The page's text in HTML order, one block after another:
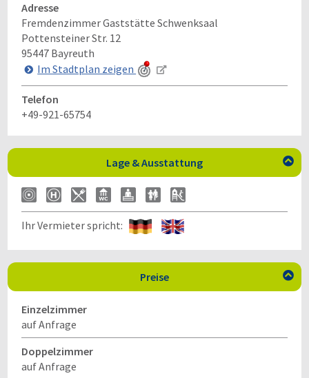
Adresse
Fremdenzimmer Gaststätte Schwenksaal
Pottensteiner Str. 12
95447 Bayreuth
Im Stadtplan zeigen
Telefon
+49-921-65754
Lage & Ausstattung 
Ihr Vermieter spricht:
Preise 
Einzelzimmer
auf Anfrage
Doppelzimmer
auf Anfrage